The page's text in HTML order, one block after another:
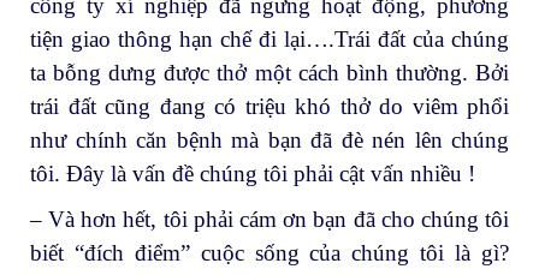
công ty xí nghiệp đã ngưng hoạt động, phương
tiện giao thông hạn chế đi lại….Trái đất của chúng
ta bỗng dưng được thở một cách bình thường. Bởi
trái đất cũng đang có triệu khó thở do viêm phổi
như chính căn bệnh mà bạn đã đè nén lên chúng
tôi. Đây là vấn đề chúng tôi phải cật vấn nhiều !
– Và hơn hết, tôi phải cám ơn bạn đã cho chúng tôi
biết “đích điểm” cuộc sống của chúng tôi là gì?